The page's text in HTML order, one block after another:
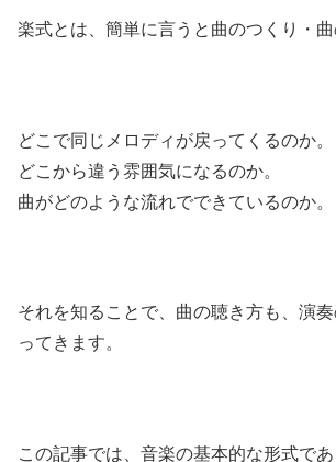
楽式とは、簡単に言うと曲のつくり・曲
どこで同じメロディが戻ってくるのか。
どこから違う雰囲気になるのか。
曲がどのような流れでできているのか。
それを知ることで、曲の聴き方も、演
ってきます。
この記事では、音楽の基本的な形式であ